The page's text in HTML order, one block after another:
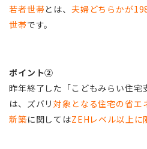
若者世帯とは、 夫婦どちらかが
世帯です。
ポイント②
昨年終了した「こどもみらい住宅
は、ズバリ対象となる住宅の省エ
新築に関してはZEHレベル以上に